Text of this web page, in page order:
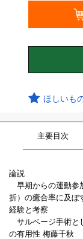
ほしいも
主要目次
論説
早期からの運動参
折）の癒合率に及ぼ
経験と考察
サルベージ手術と
の有用性 梅藤千秋